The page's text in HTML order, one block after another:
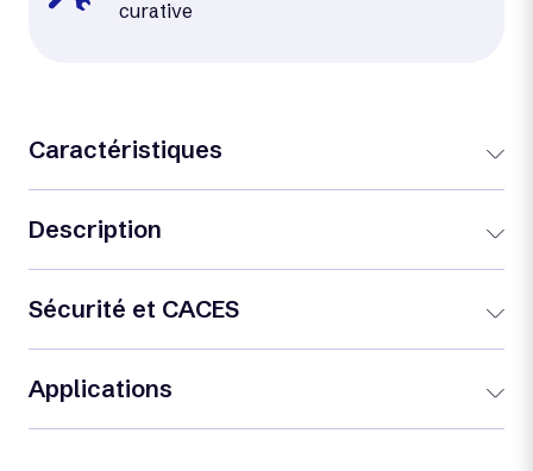
curative
Caractéristiques
Description
Sécurité et CACES
Applications